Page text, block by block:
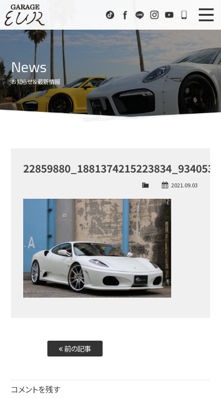
TikTokFacebook
LINE InstagramYoutube072-
ニュース
Stock List
在庫車情報
EUR Sports
EURスポーツ
Access
アクセス
News
お知らせ＆最新情報
2021.09.03
前の記事
コメントを残す